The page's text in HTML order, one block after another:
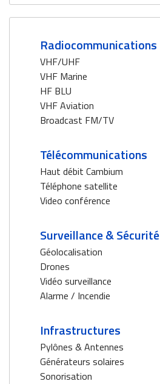
Radiocommunications
VHF/UHF
VHF Marine
HF BLU
VHF Aviation
Broadcast FM/TV
Télécommunications
Haut débit Cambium
Téléphone satellite
Video conférence
Surveillance & Sécurité
Géolocalisation
Drones
Vidéo surveillance
Alarme / Incendie
Infrastructures
Pylônes & Antennes
Générateurs solaires
Sonorisation